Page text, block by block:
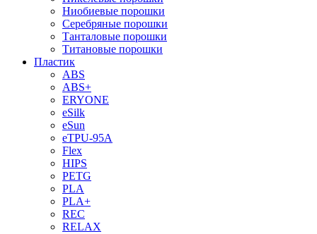
Ниобиевые порошки
Серебряные порошки
Танталовые порошки
Титановые порошки
Пластик
ABS
ABS+
ERYONE
eSilk
eSun
eTPU-95A
Flex
HIPS
PETG
PLA
PLA+
REC
RELAX